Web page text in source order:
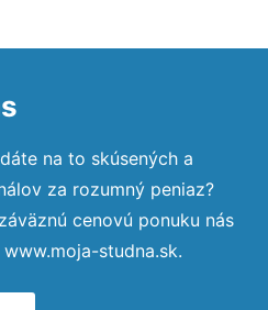
na to skúsených a
za rozumný peniaz?
cenovú ponuku nás
studna.sk.